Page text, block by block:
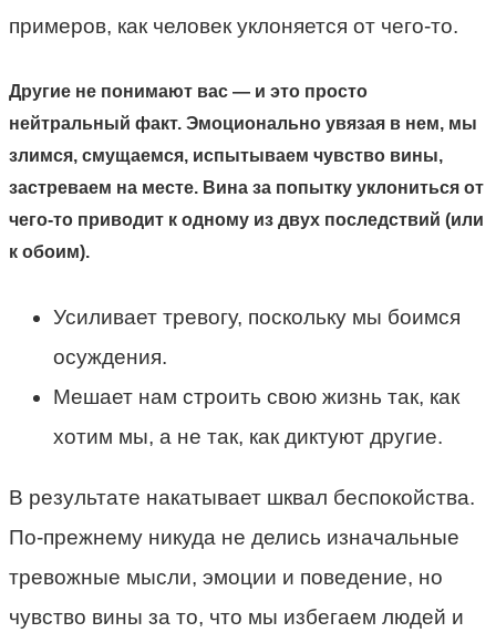
примеров, как человек уклоняется от чего-то.
Другие не понимают вас — и это просто
нейтральный факт. Эмоционально увязая в нем, мы
злимся, смущаемся, испытываем чувство вины,
застреваем на месте. Вина за попытку уклониться от
чего-то приводит к одному из двух последствий (или
к обоим).
Усиливает тревогу, поскольку мы боимся
осуждения.
Мешает нам строить свою жизнь так, как
хотим мы, а не так, как диктуют другие.
В результате накатывает шквал беспокойства.
По-прежнему никуда не делись изначальные
тревожные мысли, эмоции и поведение, но
чувство вины за то, что мы избегаем людей и